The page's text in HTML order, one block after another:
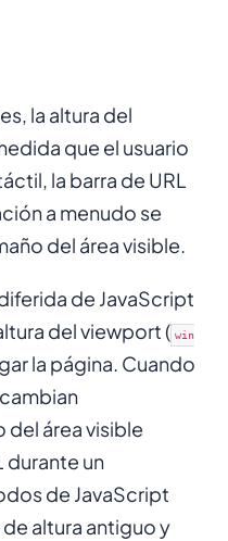
la altura del
que el usuario
la barra de URL
a menudo se
del área visible.
de JavaScript
del viewport ( win
la página. Cuando
del área visible
durante un
de JavaScript
altura antiguo y